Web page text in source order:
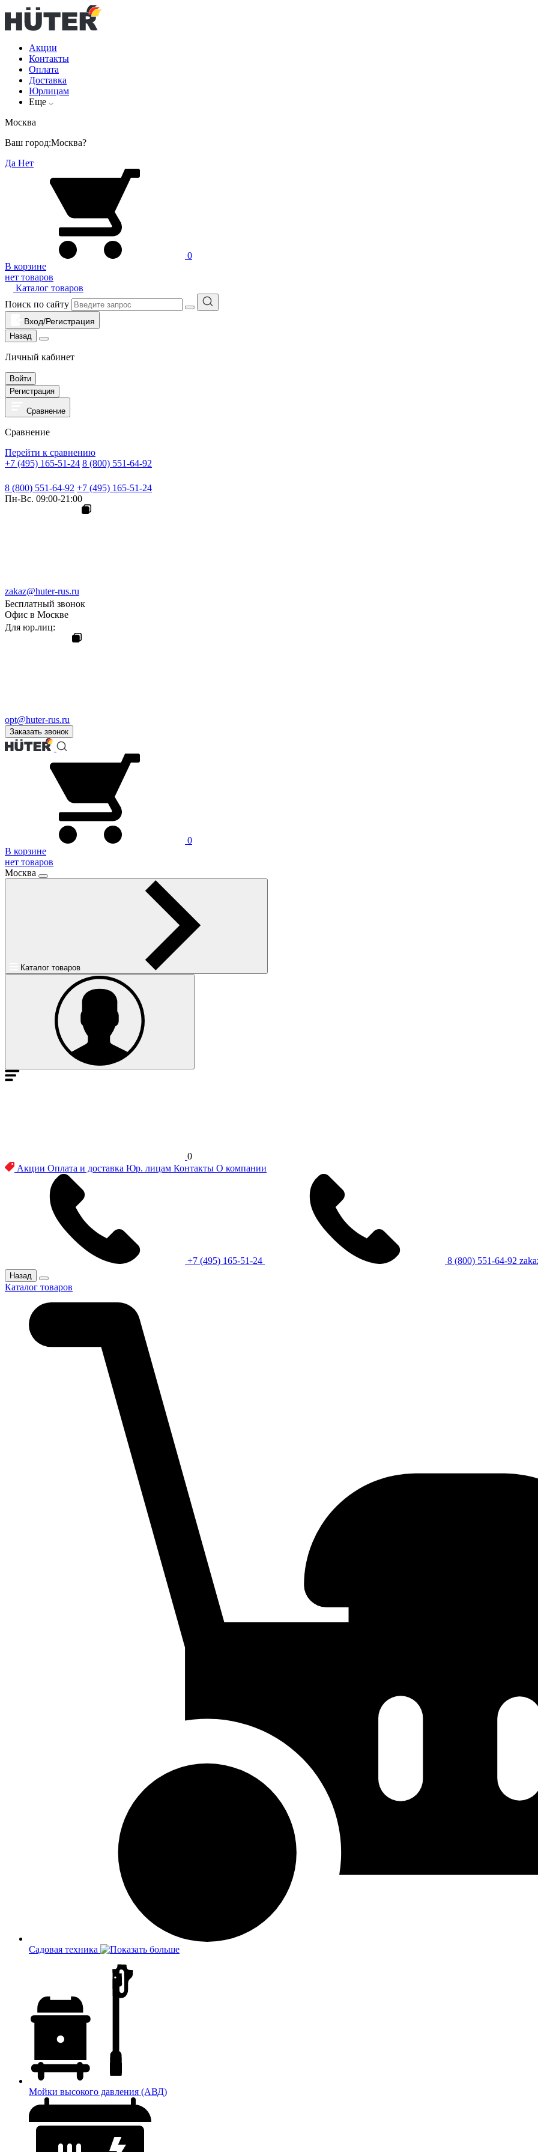
Акции
Контакты
Оплата
Доставка
Юрлицам
Еще
Москва
Ваш город:Москва?
Да Нет
0
В корзине
нет товаров
Каталог товаров
Поиск по сайту
Вход/Регистрация
Назад
Личный кабинет
Войти
Регистрация
Сравнение
Сравнение
Перейти к сравнению
+7 (495) 165-51-24 8 (800) 551-64-92
8 (800) 551-64-92 +7 (495) 165-51-24
Пн-Вс. 09:00-21:00
zakaz@huter-rus.ru
Бесплатный звонок
Офис в Москве
Для юр.лиц:
opt@huter-rus.ru
Заказать звонок
0
В корзине
нет товаров
Москва
Каталог товаров
0
Акции Оплата и доставка Юр. лицам Контакты О компании
+7 (495) 165-51-24 8 (800) 551-64-92
Назад
Каталог товаров
Садовая техника
Мойки высокого давления (АВД)